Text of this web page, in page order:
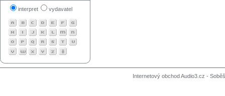
interpret vydavatel
Internetový obchod Audio3.cz -